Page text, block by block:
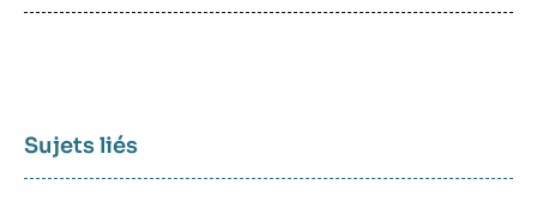
publication
Sujets liés